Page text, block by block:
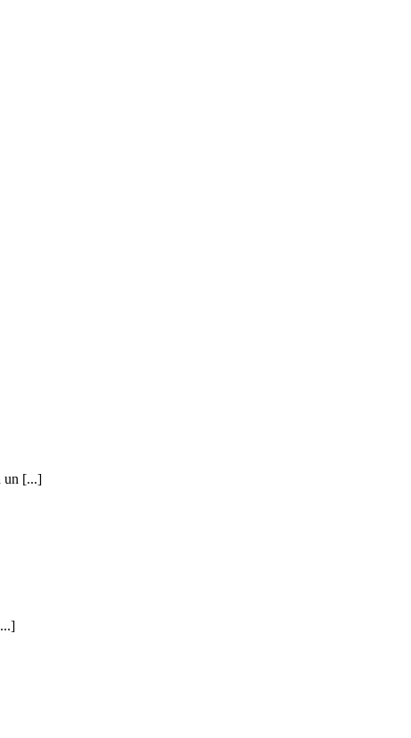
un [...]